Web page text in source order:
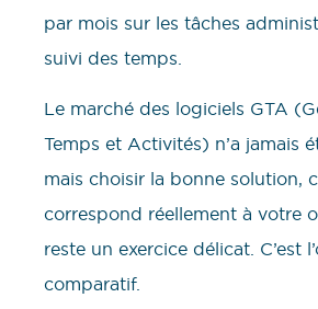
par mois sur les tâches
suivi des temps.
Le marché des logiciels GTA
Temps et Activités) n’a jamais
mais choisir la bonne solution,
correspond réellement à votre
reste un exercice délicat. C’est
comparatif.